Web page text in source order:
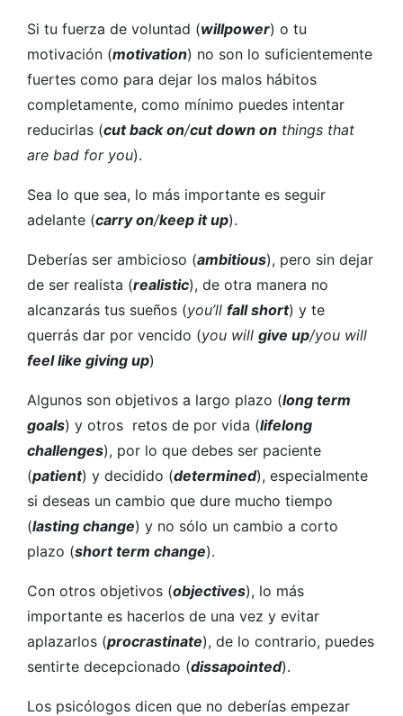
Si tu fuerza de voluntad (willpower) o tu
motivación (motivation) no son lo suficientemente
fuertes como para dejar los malos hábitos
completamente, como mínimo puedes intentar
reducirlas (cut back on/cut down on things that
are bad for you).
Sea lo que sea, lo más importante es seguir
adelante (carry on/keep it up).
Deberías ser ambicioso (ambitious), pero sin dejar
de ser realista (realistic), de otra manera no
alcanzarás tus sueños (you’ll fall short) y te
querrás dar por vencido (you will give up/you will
feel like giving up)
Algunos son objetivos a largo plazo (long term
goals) y otros retos de por vida (lifelong
challenges), por lo que debes ser paciente
(patient) y decidido (determined), especialmente
si deseas un cambio que dure mucho tiempo
(lasting change) y no sólo un cambio a corto
plazo (short term change).
Con otros objetivos (objectives), lo más
importante es hacerlos de una vez y evitar
aplazarlos (procrastinate), de lo contrario, puedes
sentirte decepcionado (dissapointed).
Los psicólogos dicen que no deberías empezar